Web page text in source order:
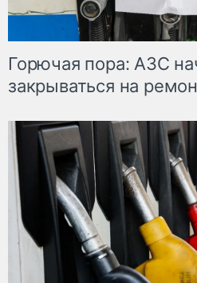
Горючая пора: АЗС
закрываться на